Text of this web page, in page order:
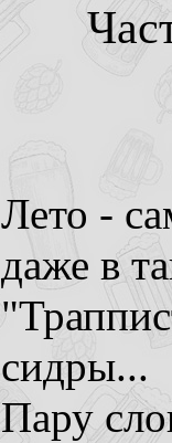
Лето -
даже в
сидры...
Пару